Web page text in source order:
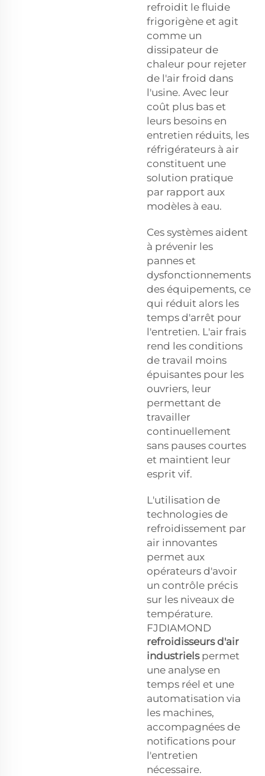
refroidit le fluide
frigorigène et agit
comme un
dissipateur de
chaleur pour rejeter
de l'air froid dans
l'usine. Avec leur
coût plus bas et
leurs besoins en
entretien réduits, les
réfrigérateurs à air
constituent une
solution pratique
par rapport aux
modèles à eau.
Ces systèmes aident
à prévenir les
pannes et
dysfonctionnements
des équipements, ce
qui réduit alors les
temps d'arrêt pour
l'entretien. L'air frais
rend les conditions
de travail moins
épuisantes pour les
ouvriers, leur
permettant de
travailler
continuellement
sans pauses courtes
et maintient leur
esprit vif.
L'utilisation de
technologies de
refroidissement par
air innovantes
permet aux
opérateurs d'avoir
un contrôle précis
sur les niveaux de
température.
FJDIAMOND
refroidisseurs d'air
industriels permet
une analyse en
temps réel et une
automatisation via
les machines,
accompagnées de
notifications pour
l'entretien
nécessaire.